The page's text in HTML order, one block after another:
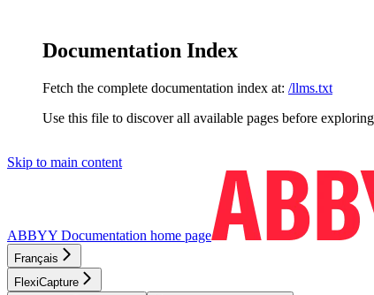
Documentation Index
Fetch the complete documentation index at: /llms.txt
Use this file to discover all available pages before
Skip to main content
ABBYY Documentation home page
Français
FlexiCapture